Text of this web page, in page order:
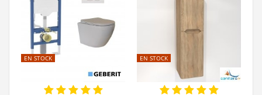
EN STOCK EN STOCK